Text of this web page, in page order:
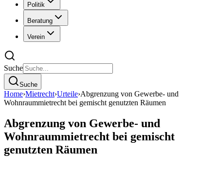
Politik
Beratung
Verein
Suche
Suche
Home›Mietrecht›Urteile›Abgrenzung von Gewerbe- und
Wohnraummietrecht bei gemischt genutzten Räumen
Abgrenzung von Gewerbe- und
Wohnraummietrecht bei gemischt
genutzten Räumen